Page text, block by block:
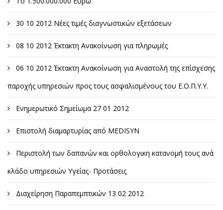
30 10 2012 Νέες τιμές διαγνωστικών εξετάσεων
08 10 2012 Έκτακτη Ανακοίνωση για πληρωμές
06 10 2012 Έκτακτη Ανακοίνωση για Αναστολή της επίσχεσης
παροχής υπηρεσιών προς τους ασφαλισμένους του Ε.Ο.Π.Υ.Υ.
Ενημερωτικό Σημείωμα 27 01 2012
Επιστολή διαμαρτυρίας από MEDISYN
Περιστολή των δαπανών και ορθολογικη κατανομή τους ανά
κλάδο υπηρεσιών Υγείας- Προτάσεις
Διαχείρηση Παραπεμπτικών 13 02 2012